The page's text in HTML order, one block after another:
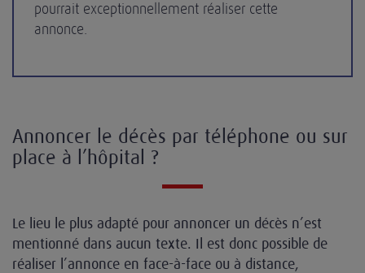
pourrait exceptionnellement réaliser cette
annonce.
Annoncer le décès par téléphone ou sur
place à l’hôpital ?
Le lieu le plus adapté pour annoncer un décès n’est
mentionné dans aucun texte. Il est donc possible de
réaliser l’annonce en face-à-face ou à distance,